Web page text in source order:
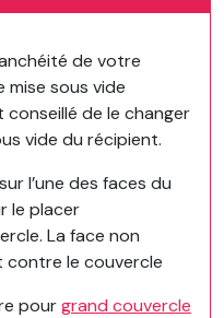
de votre
sous vide
conseillé de le changer
vide du récipient.
l’une des faces du
le placer
La face non
contre le couvercle
pourgrand couvercle